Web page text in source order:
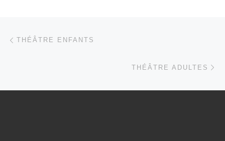
Parcourir les articles
THÉÂTRE ENFANTS
THÉÂTRE ADULTES